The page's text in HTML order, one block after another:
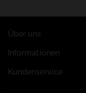
Über uns
Informationen
Kundenservice